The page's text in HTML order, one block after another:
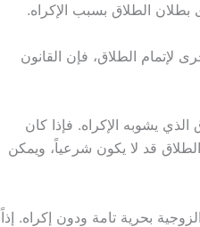
بطلان الطلاق بسبب الإكراه.
الطلاق، فإن القانون
يشوبه الإكراه. فإذا كان
قد لا يكون شرعياً، ويمكن
بحرية تامة ودون إكراه. إذاً